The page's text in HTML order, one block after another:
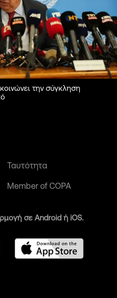
την σύγκληση
Ταυτότητα
Member of COPA
σε Android ή iOS.